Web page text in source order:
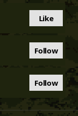
Like
Follow
Follow